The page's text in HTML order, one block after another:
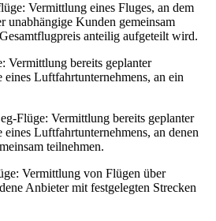
Vermittlung eines Fluges, an dem
unabhängige Kunden gemeinsam
anteilig aufgeteilt wird.
Vermittlung bereits geplanter
Luftfahrtunternehmens, an ein
Flüge: Vermittlung bereits geplanter
Luftfahrtunternehmens, an denen
teilnehmen.
Vermittlung von Flügen über
Anbieter mit festgelegten Strecken